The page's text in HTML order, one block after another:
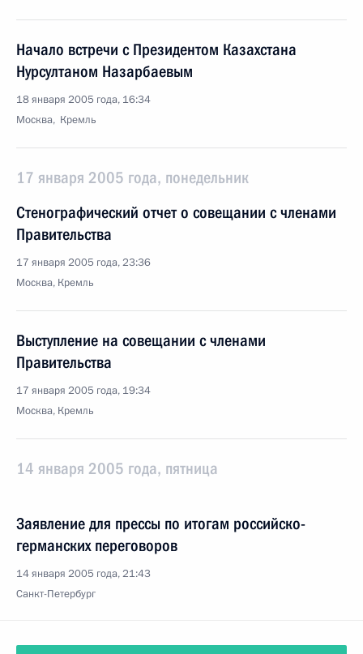
Начало встречи с Президентом Казахстана
Нурсултаном Назарбаевым
18 января 2005 года, 16:34
Москва, Кремль
17 января 2005 года, понедельник
Стенографический отчет о совещании с членами
Правительства
17 января 2005 года, 23:36
Москва, Кремль
Выступление на совещании с членами
Правительства
17 января 2005 года, 19:34
Москва, Кремль
14 января 2005 года, пятница
Заявление для прессы по итогам российско-
германских переговоров
14 января 2005 года, 21:43
Санкт-Петербург